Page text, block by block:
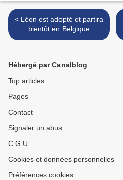
< Léon est adopté et partira
bientôt en Belgique
Hébergé par Canalblog
Top articles
Pages
Contact
Signaler un abus
C.G.U.
Cookies et données personnelles
Préférences cookies